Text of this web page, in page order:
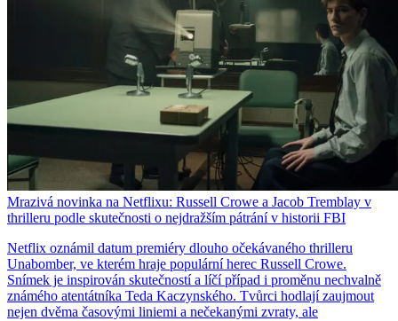
Mrazivá novinka na Netflixu: Russell Crowe a Jacob Tremblay v
thrilleru podle skutečnosti o nejdražším pátrání v historii FBI
Netflix oznámil datum premiéry dlouho očekávaného thrilleru
Unabomber, ve kterém hraje populární herec Russell Crowe.
Snímek je inspirován skutečností a líčí případ i proměnu nechvalně
známého atentátníka Teda Kaczynského. Tvůrci hodlají zaujmout
nejen dvěma časovými liniemi a nečekanými zvraty, ale